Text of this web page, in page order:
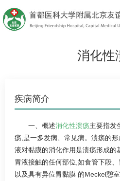
消化性
疾病简介
一、概述消化性溃疡主要指发
疡,是一多发病、常见病。溃疡的
液对黏膜的消化作用是溃疡形成的
胃液接触的任何部位,如食管下段
以及具有异位胃黏膜 的Meckel憩